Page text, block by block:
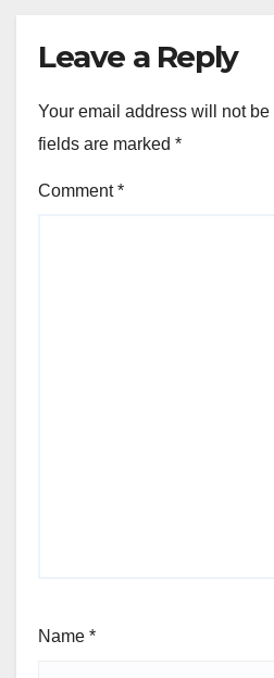
Leave a Reply
Your email address will not
fields are marked *
Comment*
Name *